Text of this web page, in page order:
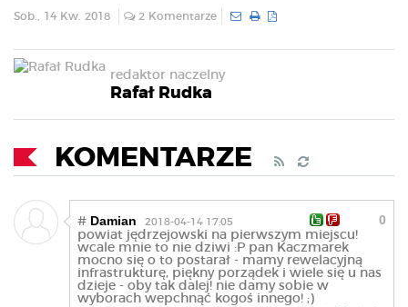
Sob., 14 Kw. 2018 2 Komentarze
redaktor naczelny
Rafał Rudka
KOMENTARZE
0
# Damian 2018-04-14 17:05
powiat jędrzejowski na pierwszym miejscu!
wcale mnie to nie dziwi :P pan Kaczmarek
mocno się o to postarał - mamy rewelacyjną
infrastrukturę, piękny porządek i wiele się u nas
dzieje - oby tak dalej! nie damy sobie w
wyborach wepchnąć kogoś innego! ;)